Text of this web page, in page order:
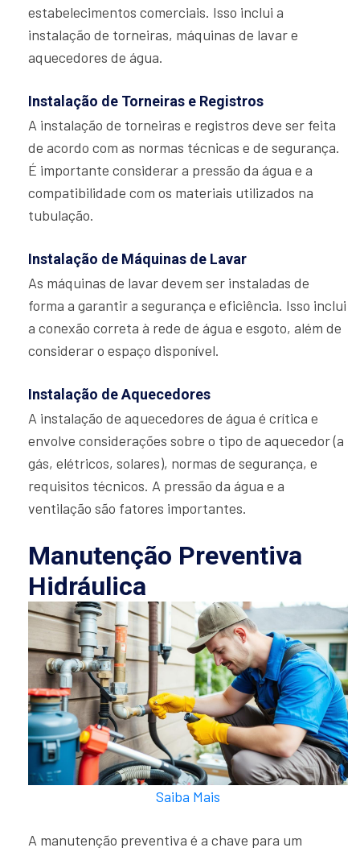
estabelecimentos comerciais. Isso inclui a
instalação de torneiras, máquinas de lavar e
aquecedores de água.
Instalação de Torneiras e Registros
A instalação de torneiras e registros deve ser feita
de acordo com as normas técnicas e de segurança.
É importante considerar a pressão da água e a
compatibilidade com os materiais utilizados na
tubulação.
Instalação de Máquinas de Lavar
As máquinas de lavar devem ser instaladas de
forma a garantir a segurança e eficiência. Isso inclui
a conexão correta à rede de água e esgoto, além de
considerar o espaço disponível.
Instalação de Aquecedores
A instalação de aquecedores de água é crítica e
envolve considerações sobre o tipo de aquecedor (a
gás, elétricos, solares), normas de segurança, e
requisitos técnicos. A pressão da água e a
ventilação são fatores importantes.
Manutenção Preventiva
Hidráulica
Saiba Mais
A manutenção preventiva é a chave para um